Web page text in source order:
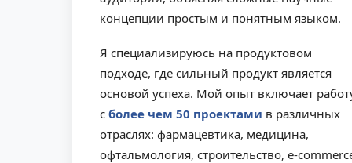
концепции простым и понятным языком.
Я специализируюсь на продуктовом
подходе, где сильный продукт является
основой успеха. Мой опыт включает
с более чем 50 проектами в различных
отраслях: фармацевтика, медицина,
офтальмология, строительство, e-